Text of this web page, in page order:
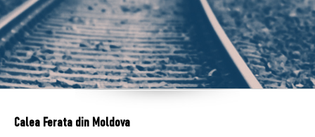
Calea Ferata din Moldova